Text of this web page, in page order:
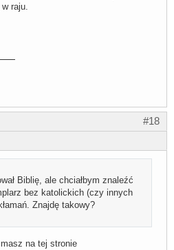
raju.
#18
Biblię, ale chciałbym znaleźć
bez katolickich (czy innych
Znajdę takowy?
na tej stronie